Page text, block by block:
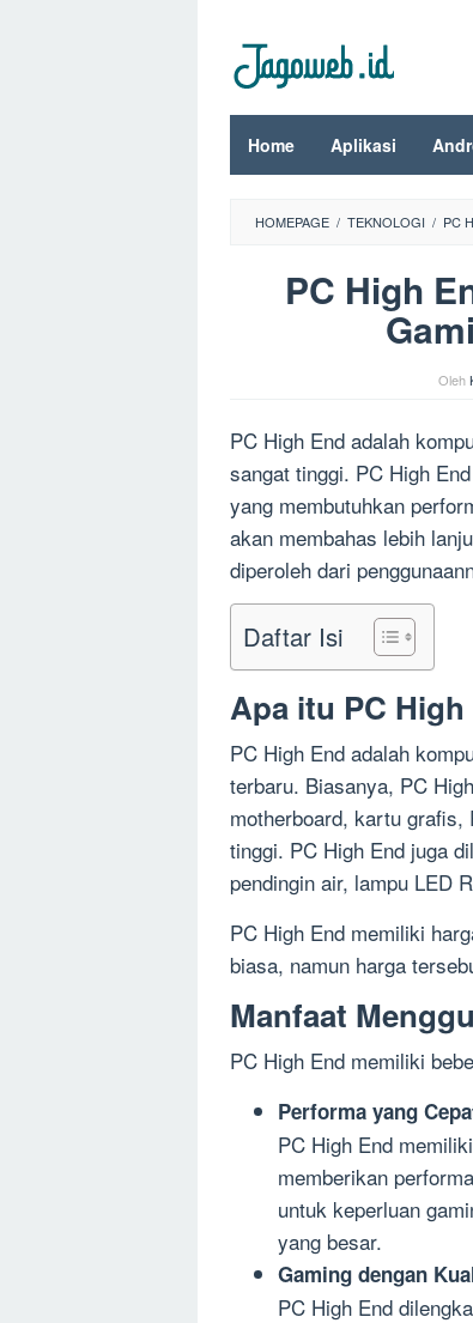
konten
Home Aplikasi
HOMEPAGE / TEKNOLOGI / PC
PC High
Oleh
PC High End adalah
sangat tinggi. PC High
yang membutuhkan
akan membahas lebih
diperoleh dari
Daftar Isi
Apa itu PC
PC High End adalah
terbaru. Biasanya, PC
motherboard, kartu
tinggi. PC High End juga
pendingin air, lampu LED
PC High End memiliki
biasa, namun harga
Manfaat
PC High End memiliki
Performa yang
PC High End
memberikan
untuk keperluan
yang besar.
Gaming dengan
PC High End